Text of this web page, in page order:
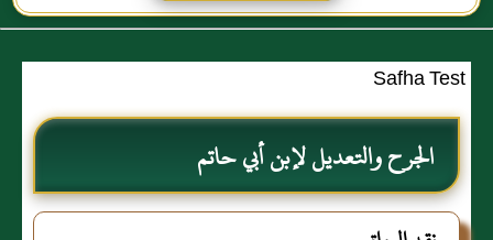
Safha Test
الجرح والتعديل لإبن أبي حاتم